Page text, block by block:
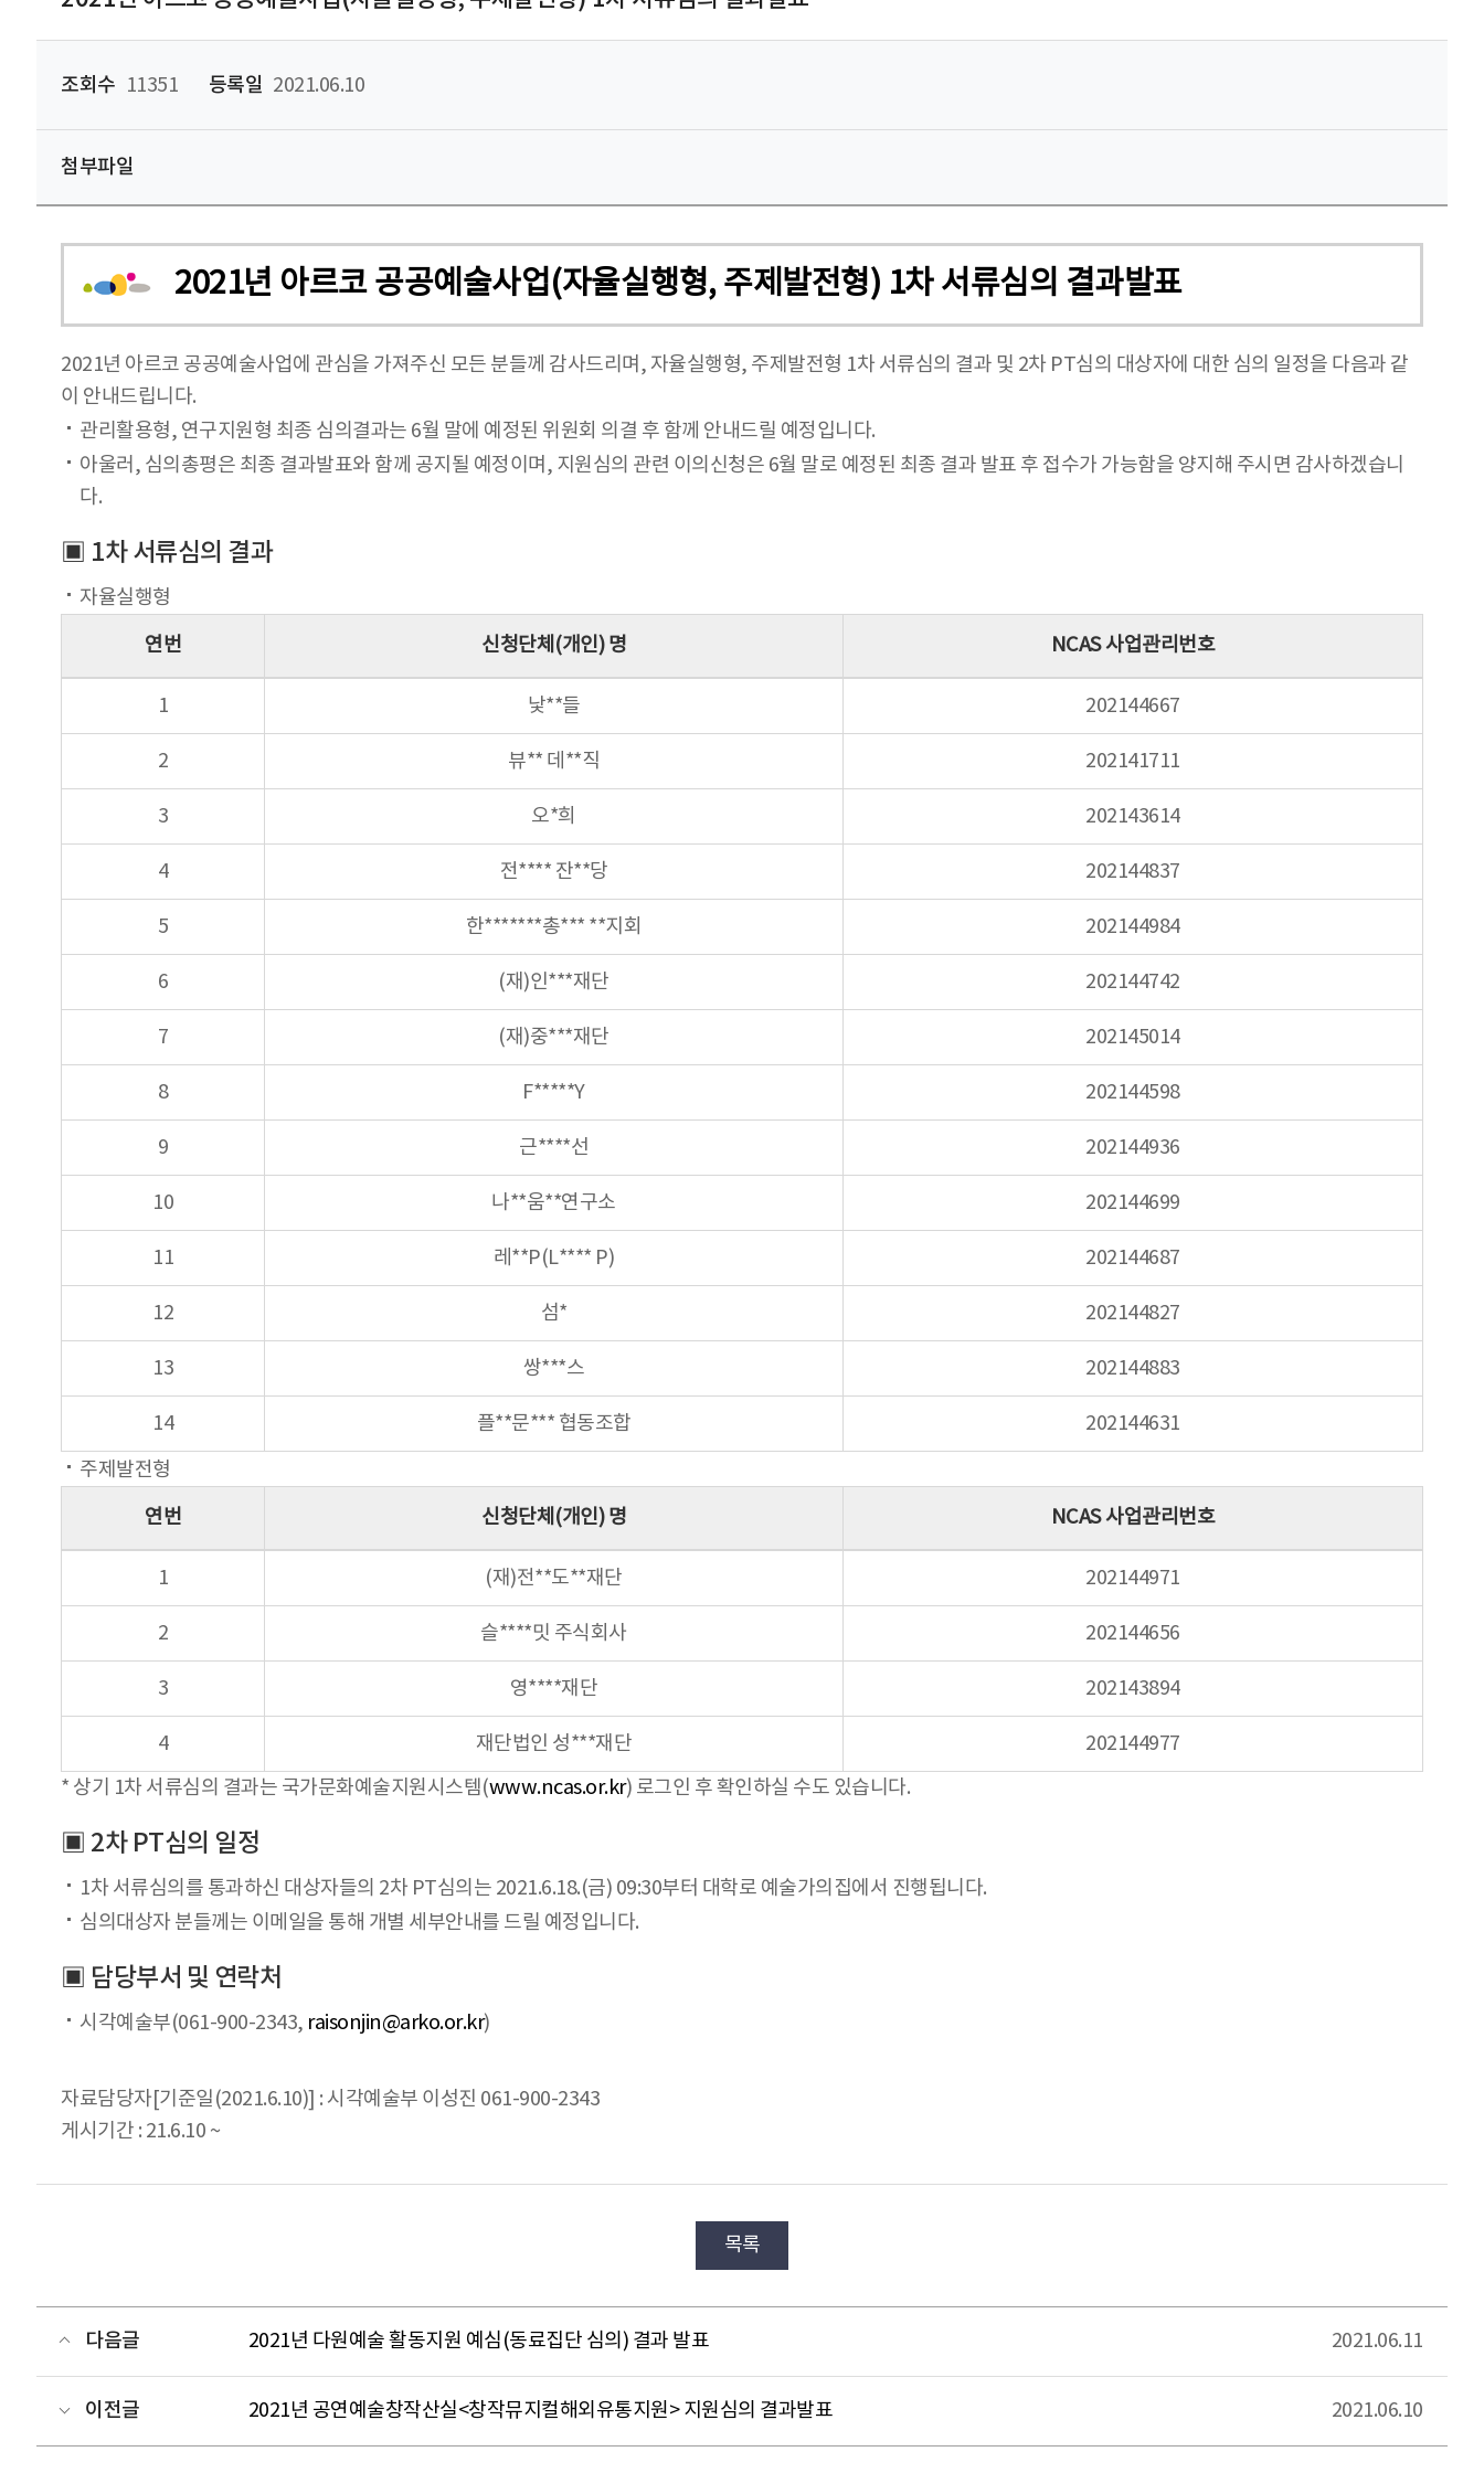
조회수 11351 등록일 2021.06.10
첨부파일
2021년 아르코 공공예술사업(자율실행형, 주제발전형) 1차 서류심의 결과발표
2021년 아르코 공공예술사업에 관심을 가져주신 모든 분들께 감사드리며, 자율실행형, 주제발전형 1차 서류심의 결과 및 2차 PT심의 대상자에 대한 심의 일정을 다음과 같
이 안내드립니다.
관리활용형, 연구지원형 최종 심의결과는 6월 말에 예정된 위원회 의결 후 함께 안내드릴 예정입니다.
아울러, 심의총평은 최종 결과발표와 함께 공지될 예정이며, 지원심의 관련 이의신청은 6월 말로 예정된 최종 결과 발표 후 접수가 가능함을 양지해 주시면 감사하겠습니
다.
▣ 1차 서류심의 결과
자율실행형
연번 신청단체(개인) 명 NCAS 사업관리번호
1 낯**들 202144667
2 뷰** 데**직 202141711
3 오*희 202143614
4 전**** 잔**당 202144837
5 한*******총*** **지회 202144984
6 (재)인***재단 202144742
7 (재)중***재단 202145014
8 F*****Y 202144598
9 근****선 202144936
10 나**움**연구소 202144699
11 레**P(L**** P) 202144687
12 섬* 202144827
13 쌍***스 202144883
14 플**문*** 협동조합
202144631
주제발전형
연번 신청단체(개인) 명 NCAS 사업관리번호
1 (재)전**도**재단 202144971
2 슬****밋 주식회사 202144656
3 영****재단 202143894
4 재단법인 성***재단
202144977
* 상기 1차 서류심의 결과는 국가문화예술지원시스템(www.ncas.or.kr) 로그인 후 확인하실 수도 있습니다.
▣ 2차 PT심의 일정
1차 서류심의를 통과하신 대상자들의 2차 PT심의는 2021.6.18.(금) 09:30부터 대학로 예술가의집에서 진행됩니다.
심의대상자 분들께는 이메일을 통해 개별 세부안내를 드릴 예정입니다.
▣ 담당부서 및 연락처
시각예술부(061-900-2343, raisonjin@arko.or.kr)
자료담당자[기준일(2021.6.10)] : 시각예술부 이성진 061-900-2343
게시기간 : 21.6.10 ~
목록
다음글 2021년 다원예술 활동지원 예심(동료집단 심의) 결과 발표 2021.06.11
이전글 2021년 공연예술창작산실<창작뮤지컬해외유통지원> 지원심의 결과발표 2021.06.10